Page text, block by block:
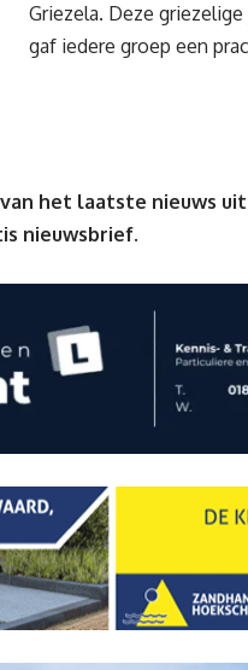
Griezela. Deze
gaf iedere groep een
het laatste nieuws
nieuwsbrief.